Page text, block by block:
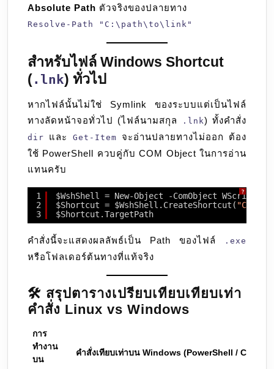
Absolute Path ตัวจริงของปลายทาง
Resolve-Path "C:\path\to\link"
สำหรับไฟล์ Windows Shortcut
(.lnk) ทั่วไป
หากไฟล์นั้นไม่ใช่ Symlink ของระบบแต่เป็นไฟล์
ทางลัดหน้าจอทั่วไป (ไฟล์นามสกุล
.lnk) ทั้งคำสั่ง
dir และ Get-Item จะอ่านปลายทางไม่ออก ต้อง
ใช้ PowerShell ควบคู่กับ COM Object ในการอ่าน
แทนครับ
?
1
2
3
$WshShell = New-Object -ComObject
$Shortcut = $WshShell.CreateShortcut(
$Shortcut.TargetPath
คำสั่งนี้จะแสดงผลลัพธ์เป็น Path ของไฟล์ .exe
หรือโฟลเดอร์ต้นทางที่แท้จริง
🛠️ สรุปตารางเปรียบเทียบเทียบเท่า
คำสั่ง Linux vs Windows
การ
ทำงาน
บน
คำสั่งเทียบเท่าบน Windows (PowerShell / CMD)